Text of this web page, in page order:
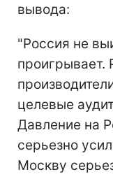
вывода:
"Россия не
проигрывает.
целевые
Давление на
серьезно
Москву